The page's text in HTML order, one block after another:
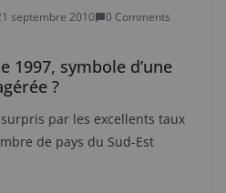
septembre 2010
0 Comments
1997, symbole d’une
?
par les excellents taux
de pays du Sud-Est